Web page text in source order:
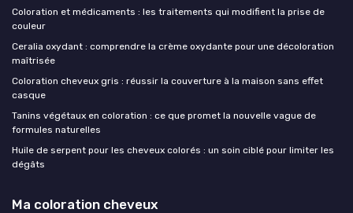
Coloration et médicaments : les traitements qui modifient la prise de
couleur
Ceralia oxydant : comprendre la crème oxydante pour une décoloration
maîtrisée
Coloration cheveux gris : réussir la couverture à la maison sans effet
casque
Tanins végétaux en coloration : ce que promet la nouvelle vague de
formules naturelles
Huile de serpent pour les cheveux colorés : un soin ciblé pour limiter les
dégâts
Ma coloration cheveux